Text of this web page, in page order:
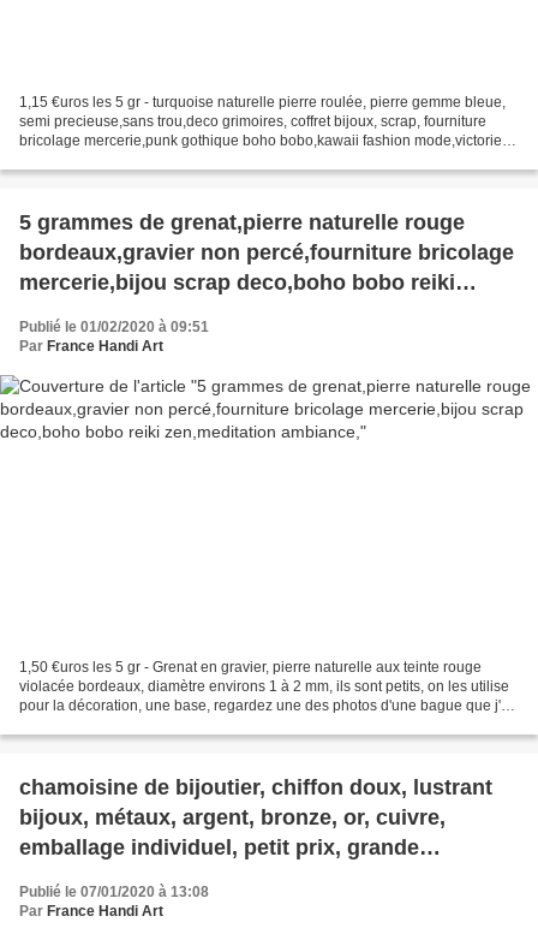
1,15 €uros les 5 gr - turquoise naturelle pierre roulée, pierre gemme bleue,
semi precieuse,sans trou,deco grimoires, coffret bijoux, scrap, fourniture
bricolage mercerie,punk gothique boho bobo,kawaii fashion mode,victorien
5 grammes de grenat,pierre naturelle rouge
bordeaux,gravier non percé,fourniture bricolage
mercerie,bijou scrap deco,boho bobo reiki
Publié le 01/02/2020 à 09:51
Par France Handi Art
1,50 €uros les 5 gr - Grenat en gravier, pierre naturelle aux teinte rouge
violacée bordeaux, diamètre environs 1 à 2 mm, ils sont petits, on les utilise
pour la décoration, une base, regardez une des photos d'une bague que j'ai
chamoisine de bijoutier, chiffon doux, lustrant
bijoux, métaux, argent, bronze, or, cuivre,
emballage individuel, petit prix, grande
efficacité; toujours nettoyer ses bijoux, afin
qu'ils durent longtemps.
Publié le 07/01/2020 à 13:08
Par France Handi Art